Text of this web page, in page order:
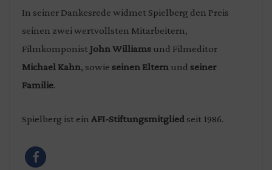
In seiner Dankesrede widmet Spielberg den Preis
seinen zwei wertvollsten Mitarbeitern,
Filmkomponist John Williams und Filmeditor
Michael Kahn, sowie seinen Eltern und seiner
Familie.
Spielberg ist ein AFI-Stiftungsmitglied seit 1986.